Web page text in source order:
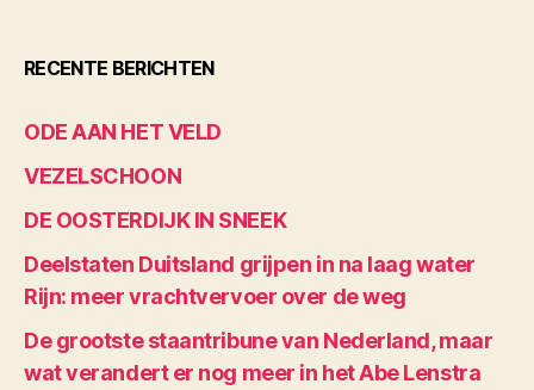
RECENTE BERICHTEN
ODE AAN HET VELD
VEZELSCHOON
DE OOSTERDIJK IN SNEEK
Deelstaten Duitsland grijpen in na laag water
Rijn: meer vrachtvervoer over de weg
De grootste staantribune van Nederland, maar
wat verandert er nog meer in het Abe Lenstra